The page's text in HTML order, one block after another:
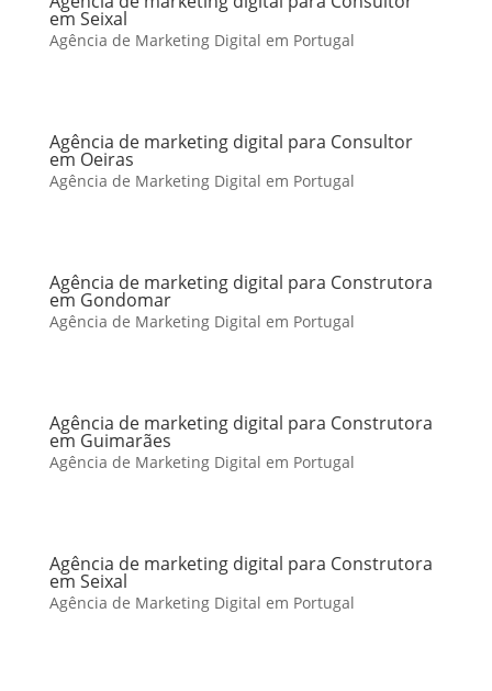
em Seixal
Agência de Marketing Digital em Portugal
Agência de marketing digital para Consultor
em Oeiras
Agência de Marketing Digital em Portugal
Agência de marketing digital para Construtora
em Gondomar
Agência de Marketing Digital em Portugal
Agência de marketing digital para Construtora
em Guimarães
Agência de Marketing Digital em Portugal
Agência de marketing digital para Construtora
em Seixal
Agência de Marketing Digital em Portugal